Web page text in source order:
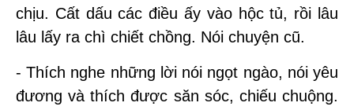
chịu. Cất dấu các điều ấy vào hộc tủ, rồi lâu
lâu lấy ra chì chiết chồng. Nói chuyện cũ.
- Thích nghe những lời nói ngọt ngào, nói yêu
đương và thích được săn sóc, chiếu chuộng.